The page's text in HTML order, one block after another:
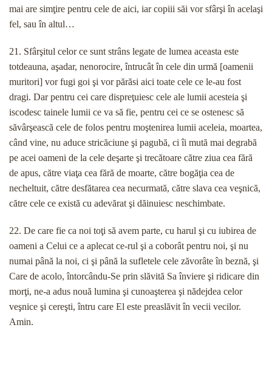
mai are simţire pentru cele de aici, iar copiii săi vor sfârşi în acelaşi
fel, sau în altul…
21. Sfârşitul celor ce sunt strâns legate de lumea aceasta este
totdeauna, aşadar, nenorocire, întrucât în cele din urmă [oamenii
muritori] vor fugi goi şi vor părăsi aici toate cele ce le-au fost
dragi. Dar pentru cei care dispreţuiesc cele ale lumii acesteia şi
iscodesc tainele lumii ce va să fie, pentru cei ce se ostenesc să
săvârşească cele de folos pentru moştenirea lumii aceleia, moartea,
când vine, nu aduce stricăciune şi pagubă, ci îi mută mai degrabă
pe acei oameni de la cele deşarte şi trecătoare către ziua cea fără
de apus, către viaţa cea fără de moarte, către bogăţia cea de
necheltuit, către desfătarea cea necurmată, către slava cea veşnică,
către cele ce există cu adevărat şi dăinuiesc neschimbate.
22. De care fie ca noi toţi să avem parte, cu harul şi cu iubirea de
oameni a Celui ce a aplecat ce-rul şi a coborât pentru noi, şi nu
numai până la noi, ci şi până la sufletele cele zăvorâte în beznă, şi
Care de acolo, întorcându-Se prin slăvită Sa înviere şi ridicare din
morţi, ne-a adus nouă lumina şi cunoaşterea şi nădejdea celor
veşnice şi cereşti, întru care El este preaslăvit în vecii vecilor.
Amin.